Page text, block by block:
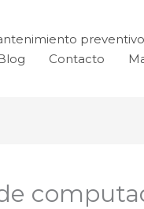
Contacto